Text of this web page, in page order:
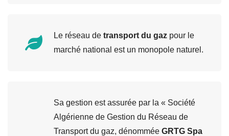
Le réseau de transport du gaz pour le
marché national est un monopole naturel.
Sa gestion est assurée par la « Société
Algérienne de Gestion du Réseau de
Transport du gaz, dénommée GRTG Spa